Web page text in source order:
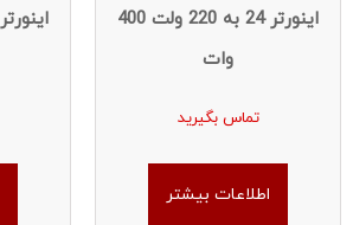
اینورتر 24 به 220 ولت 400
وات
تماس بگیرید
اطلاعات بیشتر